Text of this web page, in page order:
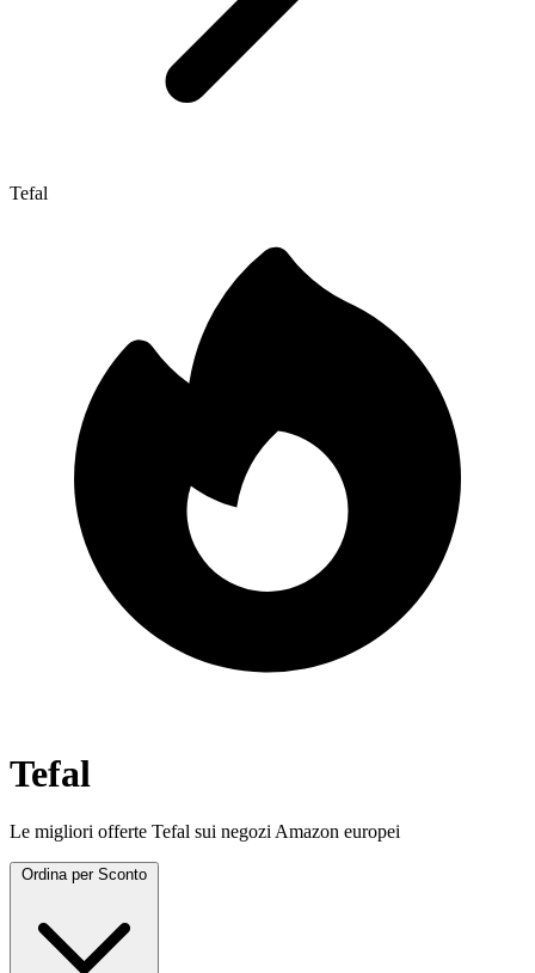
Tefal
Tefal
Le migliori offerte Tefal sui negozi Amazon europei
Ordina per Sconto